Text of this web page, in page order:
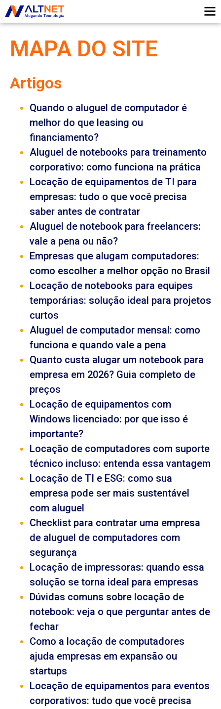
MAPA DO SITE
Artigos
Quando o aluguel de computador é
melhor do que leasing ou
financiamento?
Aluguel de notebooks para treinamento
corporativo: como funciona na prática
Locação de equipamentos de TI para
empresas: tudo o que você precisa
saber antes de contratar
Aluguel de notebook para freelancers:
vale a pena ou não?
Empresas que alugam computadores:
como escolher a melhor opção no Brasil
Locação de notebooks para equipes
temporárias: solução ideal para projetos
curtos
Aluguel de computador mensal: como
funciona e quando vale a pena
Quanto custa alugar um notebook para
empresa em 2026? Guia completo de
preços
Locação de equipamentos com
Windows licenciado: por que isso é
importante?
Locação de computadores com suporte
técnico incluso: entenda essa vantagem
Locação de TI e ESG: como sua
empresa pode ser mais sustentável
com aluguel
Checklist para contratar uma empresa
de aluguel de computadores com
segurança
Locação de impressoras: quando essa
solução se torna ideal para empresas
Dúvidas comuns sobre locação de
notebook: veja o que perguntar antes de
fechar
Como a locação de computadores
ajuda empresas em expansão ou
startups
Locação de equipamentos para eventos
corporativos: tudo que você precisa